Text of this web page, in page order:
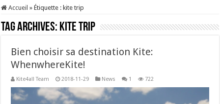
Accueil » Étiquette : kite trip
Tag Archives: kite trip
Bien choisir sa destination Kite:
WhenwhereKite!
Kite4all Team 2018-11-29 News 1 722